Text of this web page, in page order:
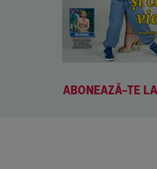
ABONEAZĂ-TE